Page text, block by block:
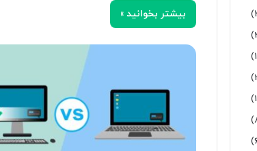
بیشتر بخوانید »